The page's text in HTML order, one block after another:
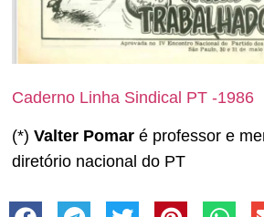
Caderno Linha Sindical PT -1986
(*) Valter Pomar é professor e
diretório nacional do PT